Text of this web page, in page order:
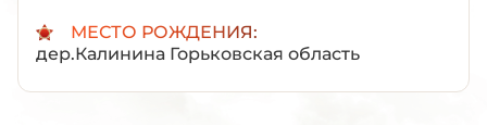
МЕСТО РОЖДЕНИЯ:
дер.Калинина Горьковская область